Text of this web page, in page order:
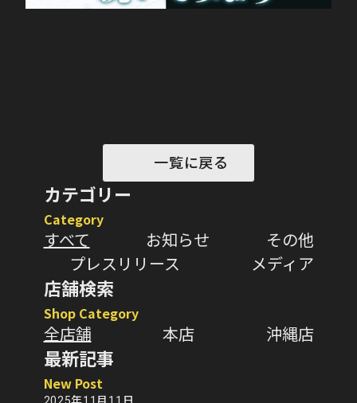
一覧に戻る
カテゴリー
Category
すべて
お知らせ
その他
プレスリリース
メディア
店舗検索
Shop Category
全店舗
本店 沖縄店
最新記事
New Post